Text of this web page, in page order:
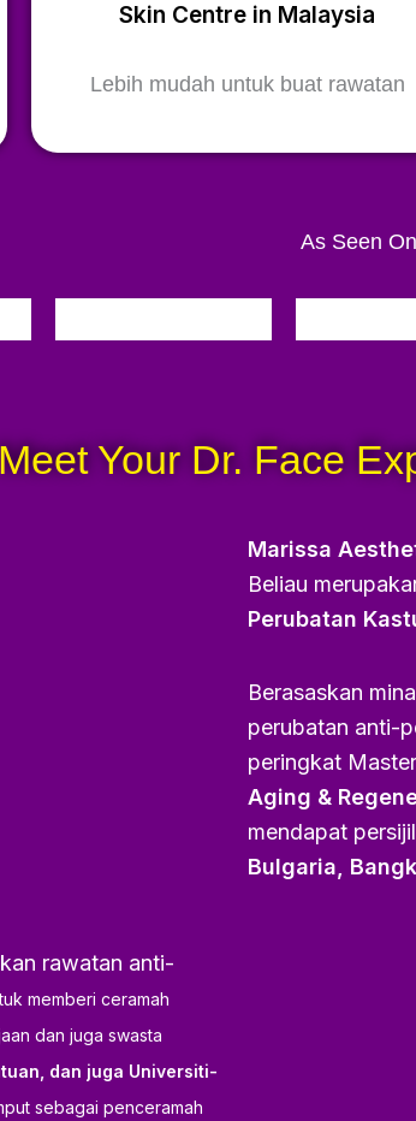
Skin Centre in Malaysia
Lebih mudah untuk buat rawatan
As Seen On
Meet Your Dr. Face
Marissa
Beliau
Perubatan
Berasaskan
perubatan anti-
peringkat
Aging &
mendapat
Bulgaria,
rawatan anti-
memberi ceramah
dan juga swasta
dan juga Universiti-
sebagai penceramah